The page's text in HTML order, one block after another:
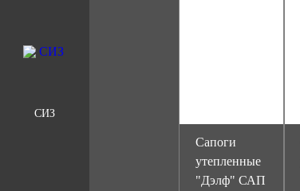
СИЗ
Сапоги
утепленные
"Дэлф" САП